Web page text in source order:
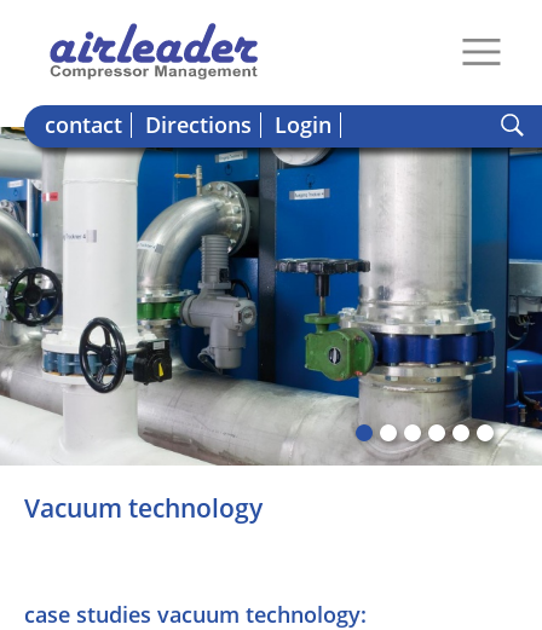
contact Directions Login
Vacuum technology
case studies vacuum technology: